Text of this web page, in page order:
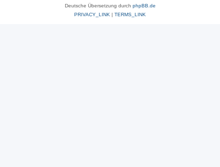
Deutsche Übersetzung durch phpBB.de
PRIVACY_LINK | TERMS_LINK